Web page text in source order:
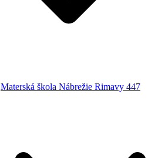
Materská škola Nábrežie Rimavy 447